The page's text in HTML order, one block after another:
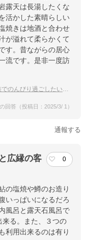
露天は長湯したくな
活かした素晴らしい
焼きは地酒と合わせ
が溢れて柔らかくて
す。昔ながらの居心
流です。是非一度訪
過ごしたい！宿のおすすめは？
回答（投稿日：2025/3/ 1）
通報する
広縁の客
0
の塩焼や鱒のお造り
いっぱいになるだろ
風呂と露天石風呂で
る。また、３つの
利用出来るのは有り